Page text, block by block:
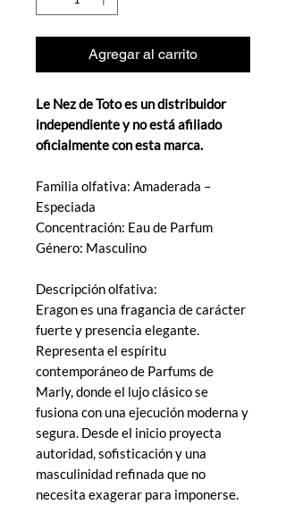
Agregar al carrito
Le Nez de Toto es un distribuidor
independiente y no está afiliado
oficialmente con esta marca.
Familia olfativa: Amaderada –
Especiada
Concentración: Eau de Parfum
Género: Masculino
Descripción olfativa:
Eragon es una fragancia de carácter
fuerte y presencia elegante.
Representa el espíritu
contemporáneo de Parfums de
Marly, donde el lujo clásico se
fusiona con una ejecución moderna y
segura. Desde el inicio proyecta
autoridad, sofisticación y una
masculinidad refinada que no
necesita exagerar para imponerse.